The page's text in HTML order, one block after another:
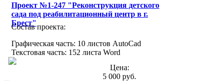
Проект №1-247 "Реконструкция детского
сада под реабилитационный центр в г.
Брест"
Состав проекта:
Графическая часть: 10 листов AutoCad
Текстовая часть: 152 листа Word
Цена:
5 000 руб.